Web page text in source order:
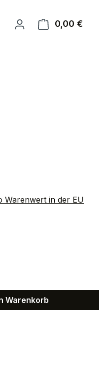
0,00 €
Warenwert in der EU
Wert
Warenkorb